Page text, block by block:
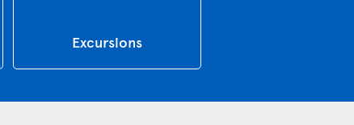
Excursions